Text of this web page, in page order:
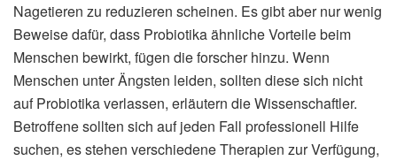
Nagetieren zu reduzieren scheinen. Es gibt aber nur wenig
Beweise dafür, dass Probiotika ähnliche Vorteile beim
Menschen bewirkt, fügen die forscher hinzu. Wenn
Menschen unter Ängsten leiden, sollten diese sich nicht
auf Probiotika verlassen, erläutern die Wissenschaftler.
Betroffene sollten sich auf jeden Fall professionell Hilfe
suchen, es stehen verschiedene Therapien zur Verfügung,